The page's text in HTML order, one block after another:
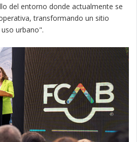
del entorno donde actualmente se
transformando un sitio
urbano".